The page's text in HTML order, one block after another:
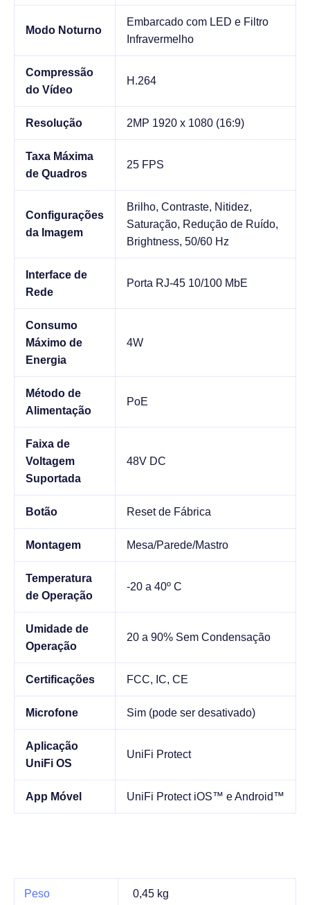
Modo Noturno
Embarcado com LED e Filtro
Infravermelho
Compressão
do Vídeo
H.264
Resolução 2MP 1920 x 1080 (16:9)
Taxa Máxima
de Quadros
25 FPS
Configurações
da Imagem
Brilho, Contraste, Nitidez,
Saturação, Redução de Ruído,
Brightness, 50/60 Hz
Interface de
Rede
Porta RJ-45 10/100 MbE
Consumo
Máximo de
Energia
4W
Método de
Alimentação
PoE
Faixa de
Voltagem
Suportada
48V DC
Botão Reset de Fábrica
Montagem Mesa/Parede/Mastro
Temperatura
de Operação
-20 a 40º C
Umidade de
Operação
20 a 90% Sem Condensação
Certificações FCC, IC, CE
Microfone Sim (pode ser desativado)
Aplicação
UniFi OS
UniFi Protect
App Móvel UniFi Protect iOS™ e Android™
Peso 0,45 kg